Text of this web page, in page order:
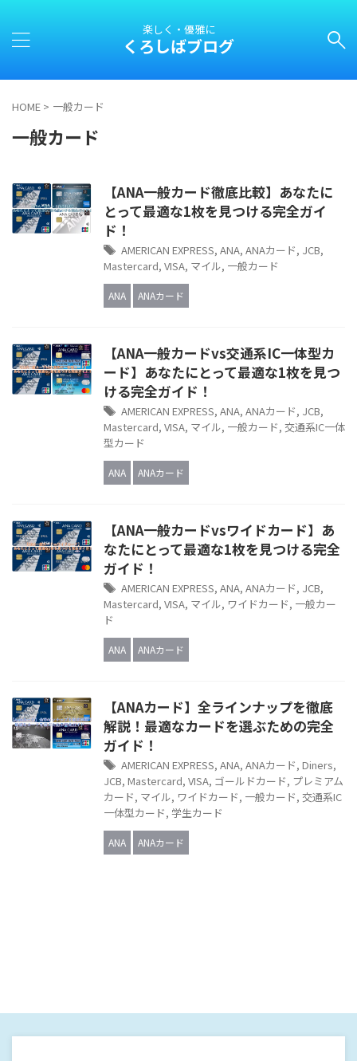
楽しく・優雅に
くろしばブログ
HOME > 一般カード
一般カード
【ANA一般カード徹底比較】あなたに
とって最適な1枚を見つける完全ガイ
ド！
AMERICAN EXPRESS, ANA, ANAカード, JCB,
Mastercard, VISA, マイル, 一般カード
ANA ANAカード
【ANA一般カードvs交通系IC一体型カ
ード】あなたにとって最適な1枚を見つ
ける完全ガイド！
AMERICAN EXPRESS, ANA, ANAカード, JCB,
Mastercard, VISA, マイル, 一般カード, 交通系IC一体
型カード
ANA ANAカード
【ANA一般カードvsワイドカード】あ
なたにとって最適な1枚を見つける完全
ガイド！
AMERICAN EXPRESS, ANA, ANAカード, JCB,
Mastercard, VISA, マイル, ワイドカード, 一般カー
ド
ANA ANAカード
【ANAカード】全ラインナップを徹底
解説！最適なカードを選ぶための完全
ガイド！
AMERICAN EXPRESS, ANA, ANAカード, Diners,
JCB, Mastercard, VISA, ゴールドカード, プレミアム
カード, マイル, ワイドカード, 一般カード, 交通系IC
一体型カード, 学生カード
ANA ANAカード